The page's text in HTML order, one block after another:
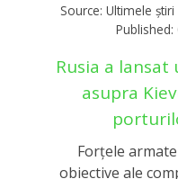
Source: Ultimele
Published:
Rusia a lansat
asupra
Forţele
obiective ale